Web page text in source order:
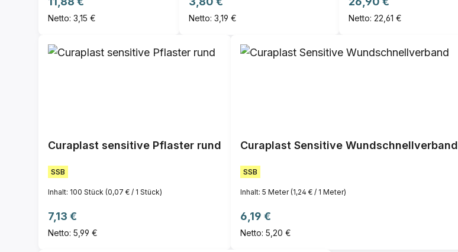
Netto: 3,15 € Netto: 3,19 € Netto: 22,61 €
Curaplast sensitive Pflaster rund
SSB
Inhalt: 100 Stück (0,07 € / 1 Stück)
Regulärer Preis:
7,13 €
Netto: 5,99 €
Curaplast Sensitive Wundschnellverband
SSB
Inhalt: 5 Meter(1,24 € / 1 Meter)
Regulärer Preis:
6,19 €
Netto: 5,20 €